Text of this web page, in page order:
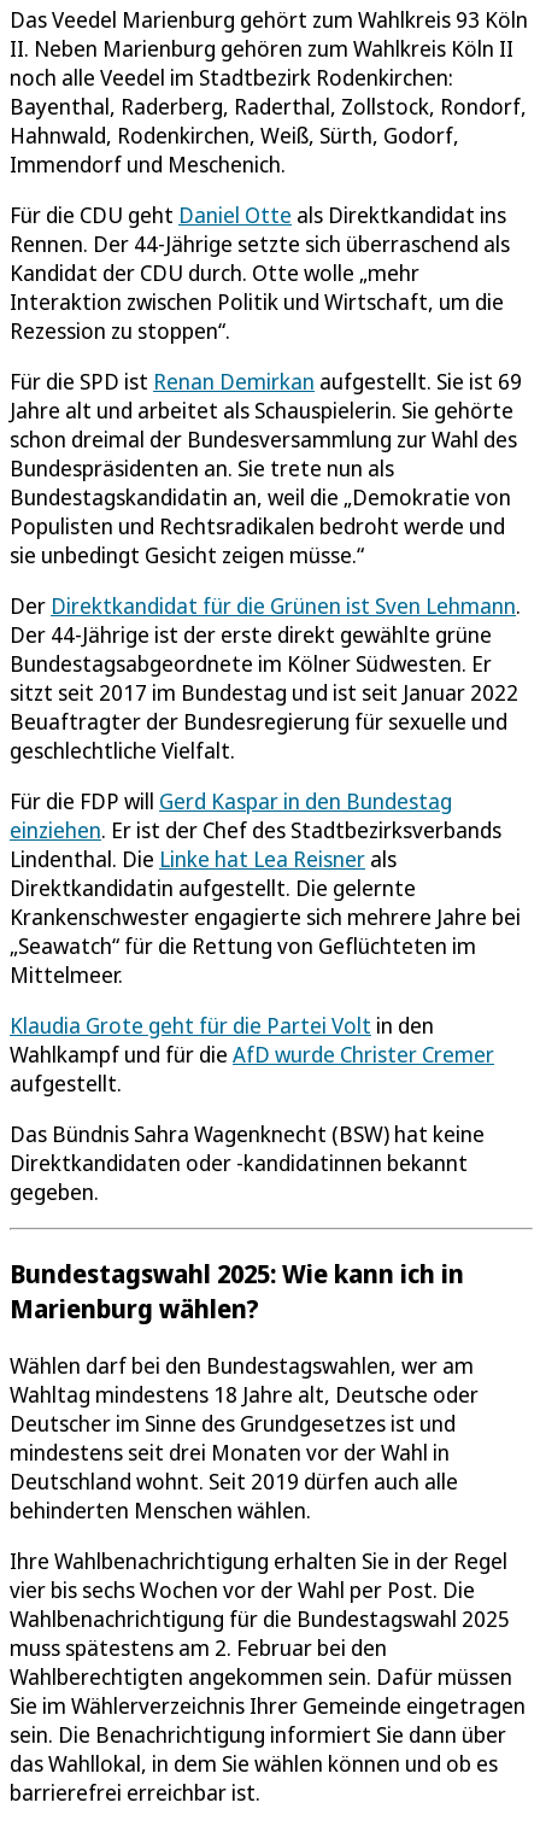
Das Veedel Marienburg gehört zum Wahlkreis 93 Köln
II. Neben Marienburg gehören zum Wahlkreis Köln II
noch alle Veedel im Stadtbezirk Rodenkirchen:
Bayenthal, Raderberg, Raderthal, Zollstock, Rondorf,
Hahnwald, Rodenkirchen, Weiß, Sürth, Godorf,
Immendorf und Meschenich.
Für die CDU geht Daniel Otte als Direktkandidat ins
Rennen. Der 44-Jährige setzte sich überraschend als
Kandidat der CDU durch. Otte wolle „mehr
Interaktion zwischen Politik und Wirtschaft, um die
Rezession zu stoppen“.
Für die SPD ist Renan Demirkan aufgestellt. Sie ist 69
Jahre alt und arbeitet als Schauspielerin. Sie gehörte
schon dreimal der Bundesversammlung zur Wahl des
Bundespräsidenten an. Sie trete nun als
Bundestagskandidatin an, weil die „Demokratie von
Populisten und Rechtsradikalen bedroht werde und
sie unbedingt Gesicht zeigen müsse.“
Der Direktkandidat für die Grünen ist Sven Lehmann.
Der 44-Jährige ist der erste direkt gewählte grüne
Bundestagsabgeordnete im Kölner Südwesten. Er
sitzt seit 2017 im Bundestag und ist seit Januar 2022
Beuaftragter der Bundesregierung für sexuelle und
geschlechtliche Vielfalt.
Für die FDP will Gerd Kaspar in den Bundestag
einziehen. Er ist der Chef des Stadtbezirksverbands
Lindenthal. Die Linke hat Lea Reisner als
Direktkandidatin aufgestellt. Die gelernte
Krankenschwester engagierte sich mehrere Jahre bei
„Seawatch“ für die Rettung von Geflüchteten im
Mittelmeer.
Klaudia Grote geht für die Partei Volt in den
Wahlkampf und für die AfD wurde Christer Cremer
aufgestellt.
Das Bündnis Sahra Wagenknecht (BSW) hat keine
Direktkandidaten oder -kandidatinnen bekannt
gegeben.
Bundestagswahl 2025: Wie kann ich in
Marienburg wählen?
Wählen darf bei den Bundestagswahlen, wer am
Wahltag mindestens 18 Jahre alt, Deutsche oder
Deutscher im Sinne des Grundgesetzes ist und
mindestens seit drei Monaten vor der Wahl in
Deutschland wohnt. Seit 2019 dürfen auch alle
behinderten Menschen wählen.
Ihre Wahlbenachrichtigung erhalten Sie in der Regel
vier bis sechs Wochen vor der Wahl per Post. Die
Wahlbenachrichtigung für die Bundestagswahl 2025
muss spätestens am 2. Februar bei den
Wahlberechtigten angekommen sein. Dafür müssen
Sie im Wählerverzeichnis Ihrer Gemeinde eingetragen
sein. Die Benachrichtigung informiert Sie dann über
das Wahllokal, in dem Sie wählen können und ob es
barrierefrei erreichbar ist.